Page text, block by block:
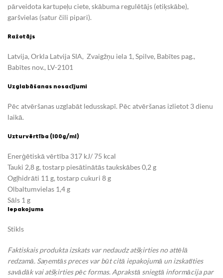
pārveidota kartupeļu ciete, skābuma regulētājs (etiķskābe),
garšvielas (satur čili pipari).
Ražotājs
Latvija, Orkla Latvija SIA, Zvaigžņu iela 1, Spilve, Babītes pag.,
Babītes nov., LV-2101
Uzglabāšanas nosacījumi
Pēc atvēršanas uzglabāt ledusskapī. Pēc atvēršanas izlietot 3 dienu
laikā.
Uzturvērtība (100g/ml)
Enerģētiskā vērtība 317 kJ/ 75 kcal
Tauki 2,8 g, tostarp piesātinātās taukskābes 0,2 g
Ogļhidrāti 11 g, tostarp cukuri 8 g
Olbaltumvielas 1,4 g
Sāls 1 g
Iepakojums
Stikls
Faktiskais produkta izskats var nedaudz atšķirties no attēlā
redzamā. Saņemtās preces var būt citā iepakojumā un izskatīties
savādāk vai atšķirties pēc formas. Aprakstā sniegtā informācija par